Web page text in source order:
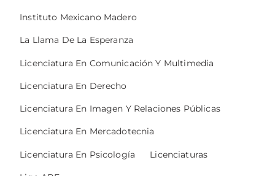
Instituto Mexicano Madero
La Llama De La Esperanza
Licenciatura En Comunicación Y Multimedia
Licenciatura En Derecho
Licenciatura En Imagen Y Relaciones Públicas
Licenciatura En Mercadotecnia
Licenciatura En Psicología Licenciaturas